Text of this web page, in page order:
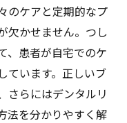
のケアと定期的なプ
欠かせません。つし
、患者が自宅でのケ
ています。正しいブ
さらにはデンタルリ
法を分かりやすく解